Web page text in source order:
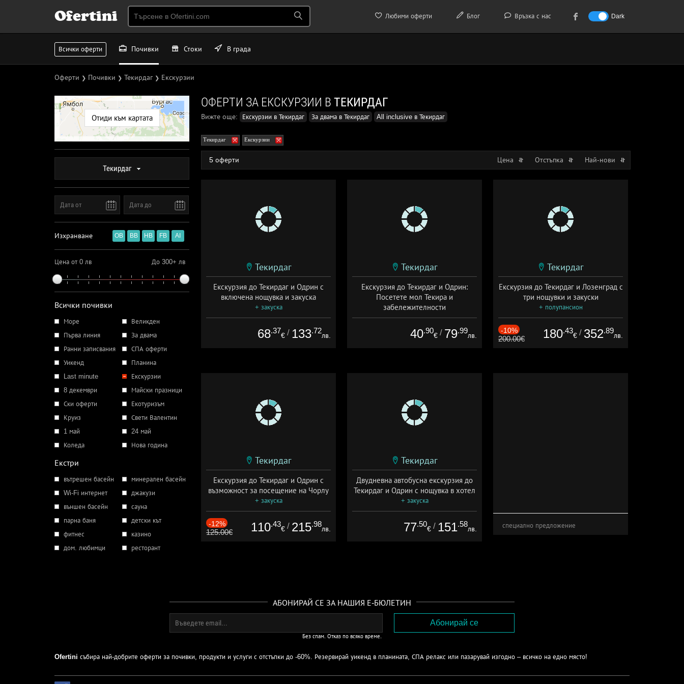
Любими оферти Блог Връзка с нас Dark
Ofertini
Всички оферти Почивки Стоки В града
Оферти ❯ Почивки ❯ Текирдаг ❯ Екскурзии
Отиди към картата
Текирдаг
Изхранване OB BB HB FB AI
Цена от 0 лв До 300+ лв
Всички почивки
Море
Великден
Първа линия
За двама
Ранни записвания
СПА оферти
Уикенд
Планина
Last minute
Екскурзии
8 декември
Майски празници
Ски оферти
Екотуризъм
Круиз
Свети Валентин
1 май
24 май
Коледа
Нова година
Екстри
вътрешен басейн
минерален басейн
Wi-Fi интернет
джакузи
външен басейн
сауна
парна баня
детски кът
фитнес
казино
дом. любимци
ресторант
ОФЕРТИ ЗА ЕКСКУРЗИИ В ТЕКИРДАГ
Вижте още: Екскурзии в Текирдаг За двама в Текирдаг All inclusive в Текирдаг
Текирдаг Екскурзии
5 оферти Цена Отстъпка Най-нови
Текирдаг
Екскурзия до Текирдаг и Одрин с
включена нощувка и закуска
+ закуска
68.37
€ / 133.72
лв.
Текирдаг
Екскурзия до Текирдаг и Одрин:
Посетете мол Текира и
забележителности
Дата: 27.06 - 15.07 + без храна
40.90
€ / 79.99
лв.
Текирдаг
Екскурзия до Текирдаг и Лозенград с
три нощувки и закуски
+ полупансион
-10%
200.00€ 180.43
€ / 352.89
лв.
Текирдаг
Екскурзия до Текирдаг и Одрин с
възможност за посещение на Чорлу
+ закуска
-12%
125.00€ 110.43
€ / 215.98
лв.
Текирдаг
Двудневна автобусна екскурзия до
Текирдаг и Одрин с нощувка в хотел
+ закуска
77.50
€ / 151.58
лв. специално предложение
АБОНИРАЙ СЕ ЗА НАШИЯ Е-БЮЛЕТИН
Без спам. Отказ по всяко време.
Ofertini събира най-добрите оферти за почивки, продукти и услуги с отстъпки до -60%. Резервирай уикенд в планината, СПА релакс или пазарувай изгодно – всичко на едно място!